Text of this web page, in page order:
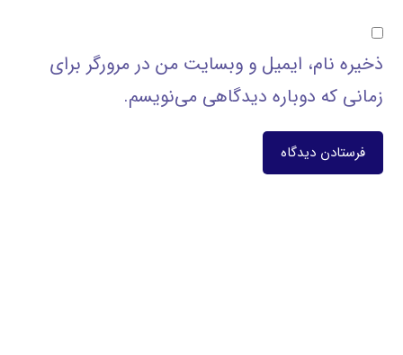
ذخیره نام، ایمیل و وبسایت من در مرورگر برای
زمانی که دوباره دیدگاهی می‌نویسم.
فرستادن دیدگاه